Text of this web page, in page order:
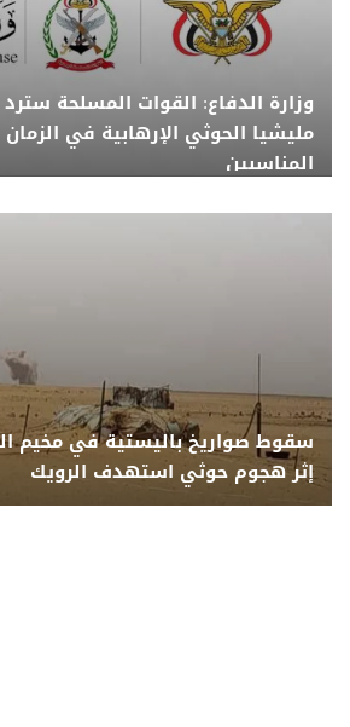
وزارة الدفاع: القوات المسلحة
مليشيا الحوثي الإرهابية في
المناسبين
سقوط صواريخ باليستية في مخيم
إثر هجوم حوثي استهدف الرويك